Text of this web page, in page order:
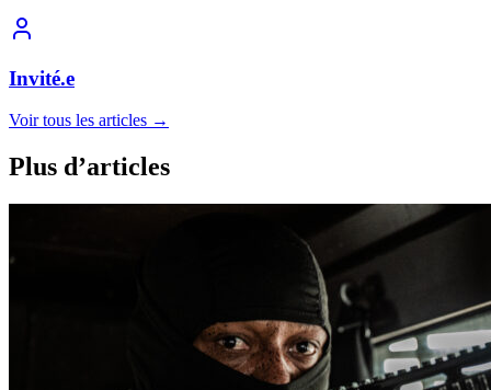
Invité.e
Voir tous les articles →
Plus d’articles